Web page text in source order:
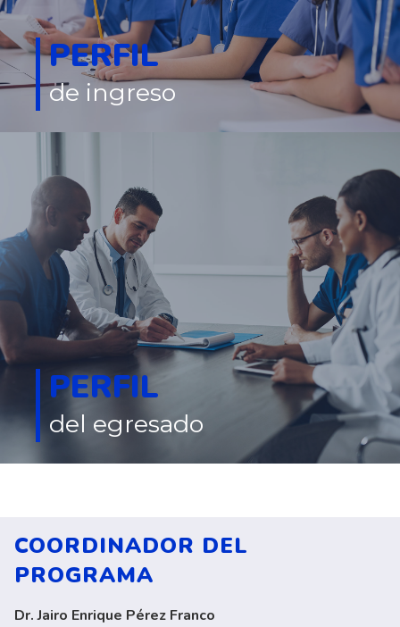
PERFIL
de ingreso
PERFIL
del egresado
COORDINADOR DEL
PROGRAMA
Dr. Jairo Enrique Pérez Franco